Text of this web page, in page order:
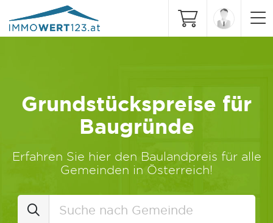
Grundstückspreise für
Baugründe
Erfahren Sie hier den Baulandpreis für alle
Gemeinden in Österreich!